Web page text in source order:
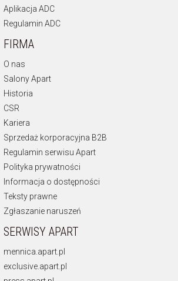
Aplikacja ADC
Regulamin ADC
FIRMA
O nas
Salony Apart
Historia
CSR
Kariera
Sprzedaż korporacyjna B2B
Regulamin serwisu Apart
Polityka prywatności
Informacja o dostępności
Teksty prawne
Zgłaszanie naruszeń
SERWISY APART
mennica.apart.pl
exclusive.apart.pl